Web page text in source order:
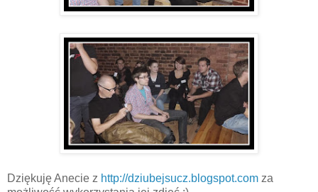
Dziękuję Anecie z http://dziubejsucz.blogspot.com za